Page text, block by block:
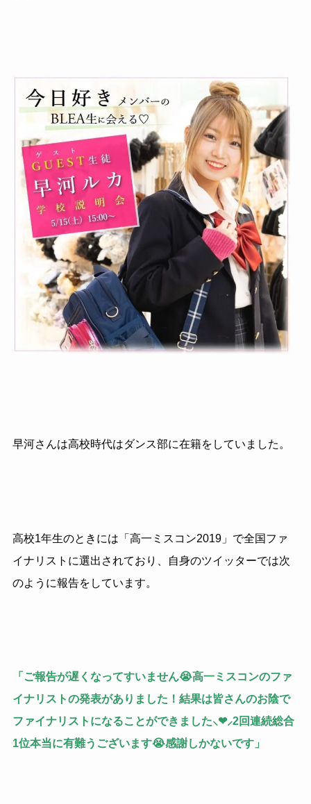
早河さんは高校時代はダンス部に在籍をしていました。
高校1年生のときには「高一ミスコン2019」で全国ファ
イナリストに選出されており、自身のツイッターでは次
のように報告をしています。
「ご報告が遅くなってすいません😭高一ミスコンのファ
イナリストの発表がありました！結果は皆さんのお陰で
ファイナリストになることができました⸜❤︎⸝2回連続総合
1位本当に有難うございます😭感謝しかないです」